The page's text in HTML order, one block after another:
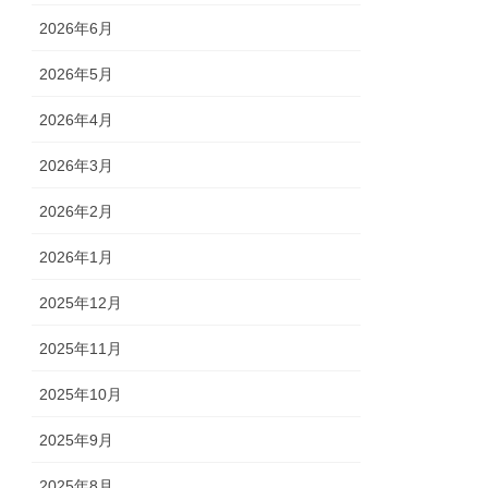
2026年6月
2026年5月
2026年4月
2026年3月
2026年2月
2026年1月
2025年12月
2025年11月
2025年10月
2025年9月